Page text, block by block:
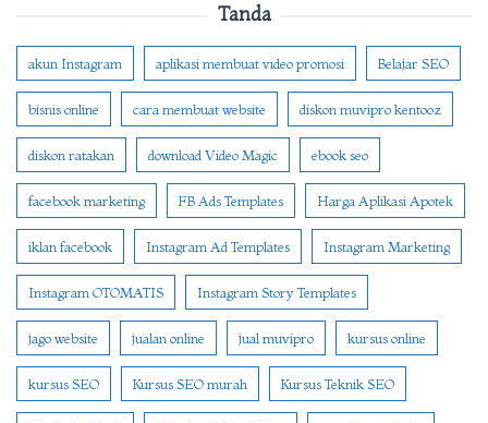
Tanda
akun Instagram aplikasi membuat video promosi Belajar SEO
bisnis online cara membuat website diskon muvipro kentooz
diskon ratakan download Video Magic ebook seo
facebook marketing FB Ads Templates Harga Aplikasi Apotek
iklan facebook Instagram Ad Templates Instagram Marketing
Instagram OTOMATIS Instagram Story Templates
jago website jualan online jual muvipro kursus online
kursus SEO Kursus SEO murah Kursus Teknik SEO